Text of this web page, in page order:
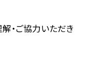
・ご協力いただき